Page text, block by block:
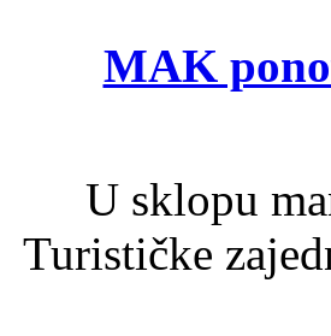
MAK
U sklopu
Turističke